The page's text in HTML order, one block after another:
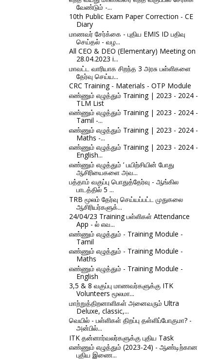
வேண்டும் -...
10th Public Exam Paper Correction - CE
Diary
மாணவர் சேர்க்கை - புதிய EMIS ID பதிவு
செய்தல் - வழ...
All CEO & DEO (Elementary) Meeting on
28.04.2023 i...
மாவட்ட வாரியாக சிறந்த 3 அரசு பள்ளிகளை
தேர்வு செய்ய...
CRC Training - Materials - OTP Module
எண்ணும் எழுத்தும் Training | 2023 - 2024 -
TLM List
எண்ணும் எழுத்தும் Training | 2023 - 2024 -
Tamil -...
எண்ணும் எழுத்தும் Training | 2023 - 2024 -
Maths -...
எண்ணும் எழுத்தும் Training | 2023 - 2024 -
English...
எண்ணும் எழுத்தும் ’ பயிற்சியின் போது
ஆசிரியைகளை அவ...
பத்தாம் வகுப்பு பொதுத்தேர்வு - ஆங்கில
பாடத்தில் 5 ...
TRB மூலம் தேர்வு செய்யப்பட்ட முதுகலை
ஆசிரியர்களுக்...
24/04/23 Training பள்ளிகள் Attendance
App - ல் எவ...
எண்ணும் எழுத்தும் - Training Module -
Tamil
எண்ணும் எழுத்தும் - Training Module -
Maths
எண்ணும் எழுத்தும் - Training Module -
English
3,5 & 8 வகுப்பு மாணவர்களுக்கு ITK
Volunteers மூலமா...
மாற்றுத்திறனாளிகள் அனைவரும் Ultra
Deluxe, classic,...
வெயில் - பள்ளிகள் திறப்பு தள்ளிப்போகுமா? -
அன்பில்...
ITK தன்னார்வலர்களுக்கு புதிய Task
எண்ணும் எழுத்தும் (2023-24) - ஆண்டிற்கான
புதிய இணை...